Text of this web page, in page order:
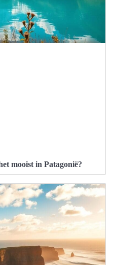
mooist in Patagonië?